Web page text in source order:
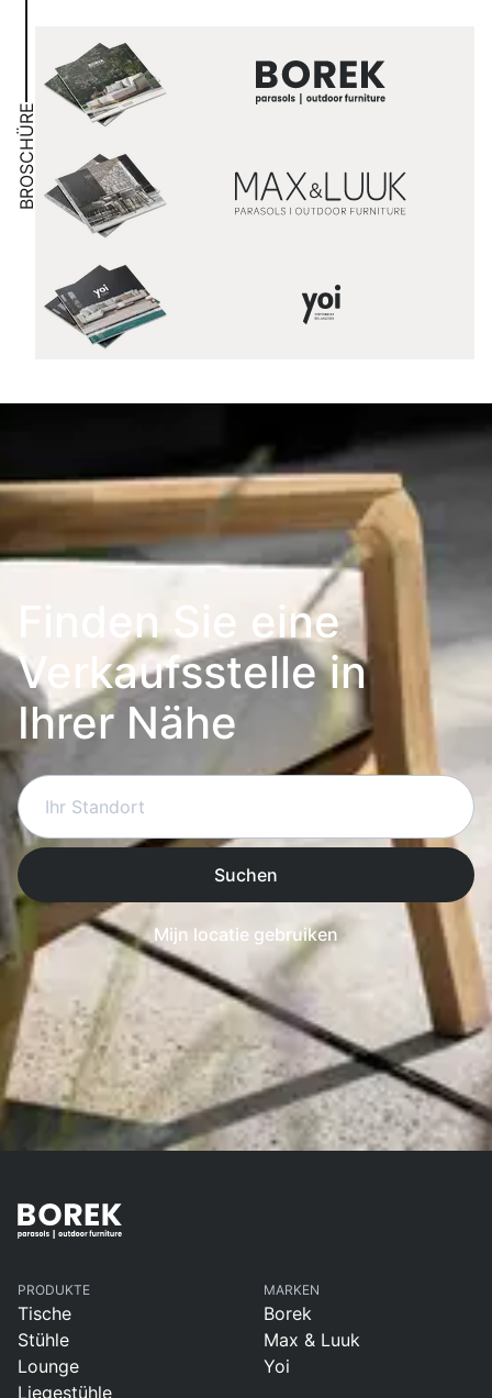
BROSCHÜRE
Finden Sie eine
Verkaufsstelle in
Ihrer Nähe
Suchen
Mijn locatie gebruiken
PRODUKTE
Tische
Stühle
Lounge
Liegestühle
MARKEN
Borek
Max & Luuk
Yoi